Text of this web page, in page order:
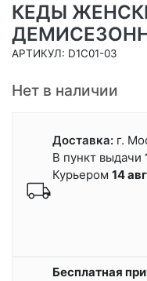
КЕДЫ
АРТИКУЛ: D1C01-03
Нет в наличии
Доставка: г.
В пункт выдачи
Курьером 14
Бесплатная